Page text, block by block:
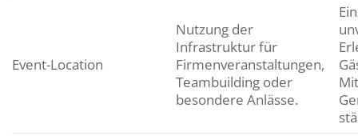
Event-Location
Nutzung der
Infrastruktur für
Firmenveranstaltungen,
Teambuilding oder
besondere Anlässe.